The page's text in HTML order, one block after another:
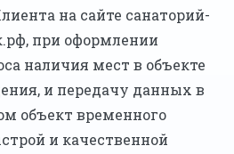
на сайте санаторий-
при оформлении
наличия мест в объекте
и передачу данных в
объект временного
и качественной